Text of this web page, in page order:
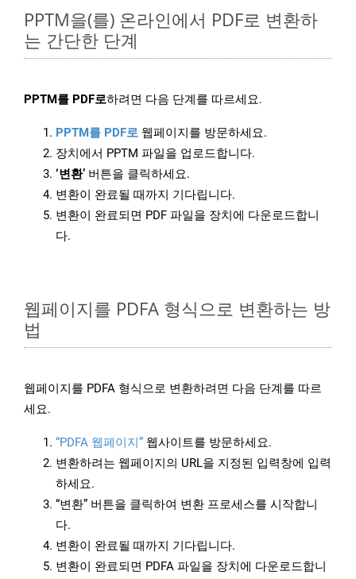
PPTM을(를) 온라인에서 PDF로 변환하
는 간단한 단계
PPTM를 PDF로하려면 다음 단계를 따르세요.
PPTM를 PDF로 웹페이지를 방문하세요.
장치에서 PPTM 파일을 업로드합니다.
‘변환’ 버튼을 클릭하세요.
변환이 완료될 때까지 기다립니다.
변환이 완료되면 PDF 파일을 장치에 다운로드합니
다.
웹페이지를 PDFA 형식으로 변환하는 방
법
웹페이지를 PDFA 형식으로 변환하려면 다음 단계를 따르
세요.
“PDFA 웹페이지” 웹사이트를 방문하세요.
변환하려는 웹페이지의 URL을 지정된 입력창에 입력
하세요.
“변환” 버튼을 클릭하여 변환 프로세스를 시작합니
다.
변환이 완료될 때까지 기다립니다.
변환이 완료되면 PDFA 파일을 장치에 다운로드합니